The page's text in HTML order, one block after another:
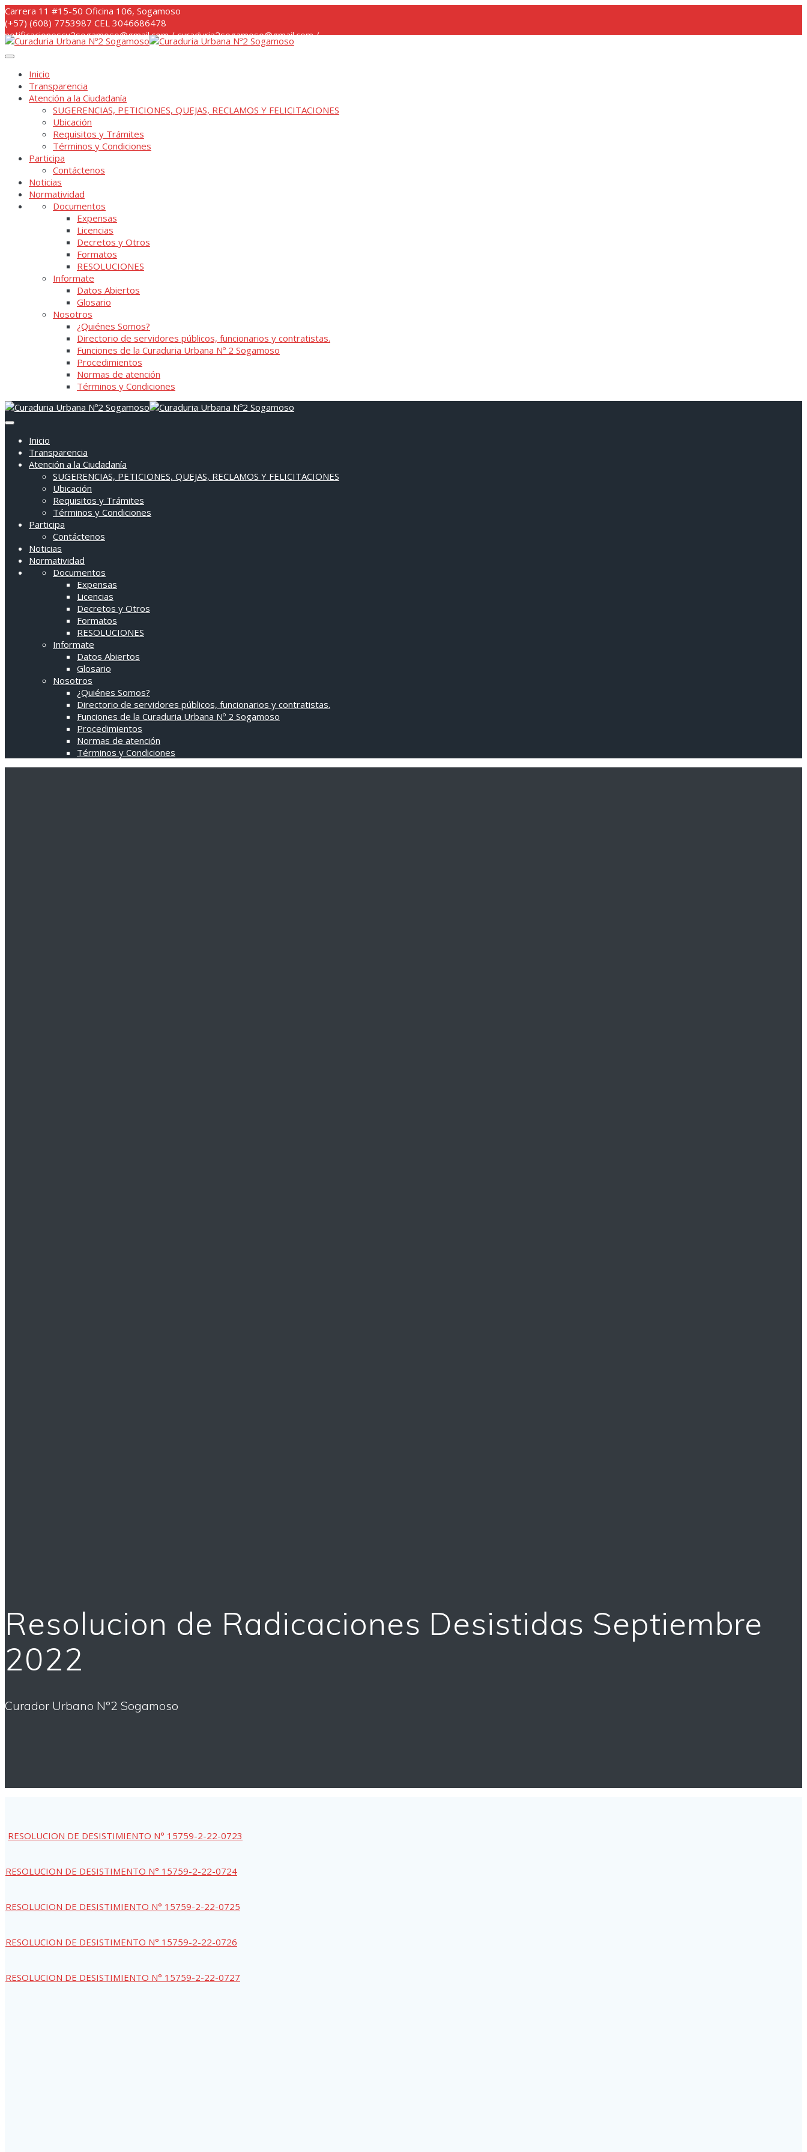
Skip
to
content
Carrera 11 #15-50 Oficina 106, Sogamoso
(+57) (608) 7753987 CEL 3046686478
notificacionescu2sogamoso@gmail.com / curaduria2sogamoso@gmail.com /
Inicio
Transparencia
Atención a la Ciudadanía
SUGERENCIAS, PETICIONES, QUEJAS, RECLAMOS Y FELICITACIONES
Ubicación
Requisitos y Trámites
Términos y Condiciones
Participa
Contáctenos
Noticias
Normatividad
Documentos
Expensas
Licencias
Decretos y Otros
Formatos
RESOLUCIONES
Informate
Datos Abiertos
Glosario
Nosotros
¿Quiénes Somos?
Directorio de servidores públicos, funcionarios y contratistas.
Funciones de la Curaduria Urbana Nº 2 Sogamoso
Procedimientos
Normas de atención
Términos y Condiciones
Inicio
Transparencia
Atención a la Ciudadanía
SUGERENCIAS, PETICIONES, QUEJAS, RECLAMOS Y FELICITACIONES
Ubicación
Requisitos y Trámites
Términos y Condiciones
Participa
Contáctenos
Noticias
Normatividad
Documentos
Expensas
Licencias
Decretos y Otros
Formatos
RESOLUCIONES
Informate
Datos Abiertos
Glosario
Nosotros
¿Quiénes Somos?
Directorio de servidores públicos, funcionarios y contratistas.
Funciones de la Curaduria Urbana Nº 2 Sogamoso
Procedimientos
Normas de atención
Términos y Condiciones
Resolucion de Radicaciones Desistidas Septiembre
2022
Curador Urbano N°2 Sogamoso
RESOLUCION DE DESISTIMIENTO N° 15759-2-22-0723
RESOLUCION DE DESISTIMENTO N° 15759-2-22-0724
RESOLUCION DE DESISTIMIENTO N° 15759-2-22-0725
RESOLUCION DE DESISTIMENTO N° 15759-2-22-0726
RESOLUCION DE DESISTIMIENTO N° 15759-2-22-0727